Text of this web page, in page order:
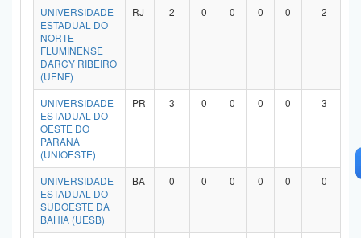
UNIVERSIDADE
ESTADUAL DO
NORTE
FLUMINENSE
DARCY RIBEIRO
(UENF)
RJ 2 0 0 0 0 2
UNIVERSIDADE
ESTADUAL DO
OESTE DO
PARANÁ
(UNIOESTE)
PR 3 0 0 0 0 3
UNIVERSIDADE
ESTADUAL DO
SUDOESTE DA
BAHIA (UESB)
BA 0 0 0 0 0 0